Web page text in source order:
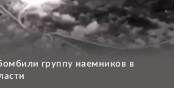
группу наемников в